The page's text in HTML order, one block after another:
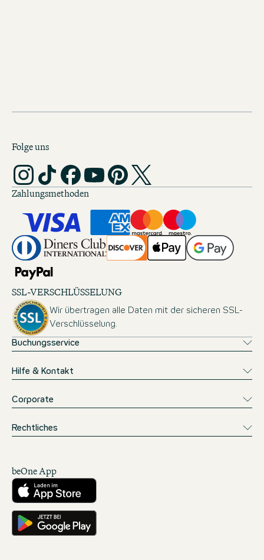
Folge uns
Zahlungsmethoden
SSL-VERSCHLÜSSELUNG
Wir übertragen alle Daten mit der sicheren SSL-
Verschlüsselung.
Buchungsservice
Hilfe & Kontakt
Corporate
Rechtliches
beOne App
Herunterladen aus dem App Store
Hole es dir auf Google Play